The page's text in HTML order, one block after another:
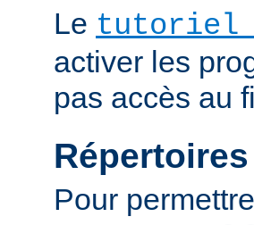
Le tutoriel
activer les
pas accès au
Pour